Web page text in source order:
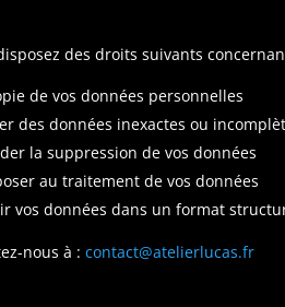
des droits suivants
de vos données personnelles
des données inexactes ou
la suppression de vos données
au traitement de vos données
vos données dans un format
nous à :contact@atelierlucas.fr